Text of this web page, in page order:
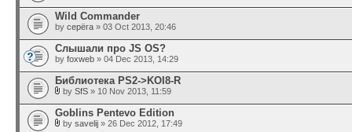
Wild Commander
by серёга » 03 Oct 2013, 20:46
Слышали про JS OS?
by foxweb » 04 Dec 2013, 14:29
Библиотека PS2->KOI8-R
by SfS » 10 Nov 2013, 11:59
Goblins Pentevo Edition
by savelij » 26 Dec 2012, 17:49